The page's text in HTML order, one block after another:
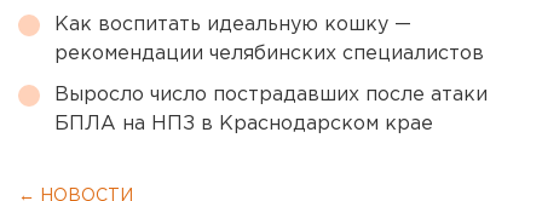
Как воспитать идеальную кошку —
рекомендации челябинских специалистов
Выросло число пострадавших после атаки
БПЛА на НПЗ в Краснодарском крае
← НОВОСТИ